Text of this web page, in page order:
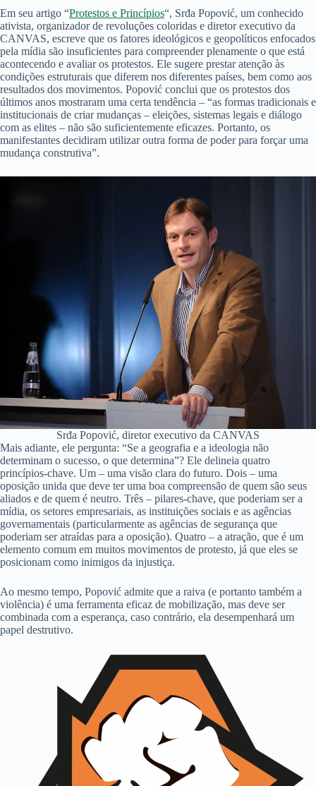
Em seu artigo “Protestos e Princípios“, Srđa Popović, um conhecido
ativista, organizador de revoluções coloridas e diretor executivo da
CANVAS, escreve que os fatores ideológicos e geopolíticos enfocados
pela mídia são insuficientes para compreender plenamente o que está
acontecendo e avaliar os protestos. Ele sugere prestar atenção às
condições estruturais que diferem nos diferentes países, bem como aos
resultados dos movimentos. Popović conclui que os protestos dos
últimos anos mostraram uma certa tendência – “as formas tradicionais e
institucionais de criar mudanças – eleições, sistemas legais e diálogo
com as elites – não são suficientemente eficazes. Portanto, os
manifestantes decidiram utilizar outra forma de poder para forçar uma
mudança construtiva”.
Srđa Popović, diretor executivo da CANVAS
Mais adiante, ele pergunta: “Se a geografia e a ideologia não
determinam o sucesso, o que determina”? Ele delineia quatro
princípios-chave. Um – uma visão clara do futuro. Dois – uma
oposição unida que deve ter uma boa compreensão de quem são seus
aliados e de quem é neutro. Três – pilares-chave, que poderiam ser a
mídia, os setores empresariais, as instituições sociais e as agências
governamentais (particularmente as agências de segurança que
poderiam ser atraídas para a oposição). Quatro – a atração, que é um
elemento comum em muitos movimentos de protesto, já que eles se
posicionam como inimigos da injustiça.
Ao mesmo tempo, Popović admite que a raiva (e portanto também a
violência) é uma ferramenta eficaz de mobilização, mas deve ser
combinada com a esperança, caso contrário, ela desempenhará um
papel destrutivo.